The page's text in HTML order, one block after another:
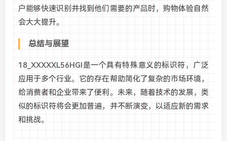
户能够快速识别并找到他们需要的产品时，购物体验自然
会大大提升。
总结与展望
18_XXXXXL56HGl是一个具有特殊意义的标识符，广泛
应用于多个行业。它的存在帮助简化了复杂的市场环境，
给消费者和企业带来了便利。未来，随着技术的发展，类
似的标识符将会更加普遍，并不断演变，以适应新的需求
和挑战。